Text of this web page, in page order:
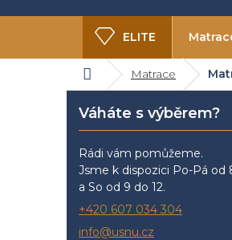
ELITE
O USNU Kontakty
DomůMatrace
Váháte s výběrem?
Rádi vám pomůžeme.
Jsme k dispozici Po-Pá od
a So od 9 do 12.
+420 607 034 304
info@usnu.cz